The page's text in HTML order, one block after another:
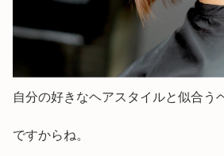
自分の好きなヘアスタイルと似合う
ですからね。